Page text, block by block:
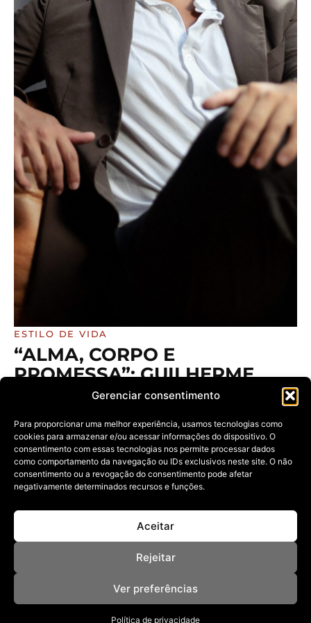
Gerenciar consentimento
Para proporcionar uma melhor experiência, usamos tecnologias como
cookies para armazenar e/ou acessar informações do dispositivo. O
consentimento com essas tecnologias nos permite processar dados
como comportamento da navegação ou IDs exclusivos neste site. O não
consentimento ou a revogação do consentimento pode afetar
negativamente determinados recursos e funções.
Aceitar
Rejeitar
Ver preferências
Política de privacidade
ESTILO DE VIDA
“ALMA, CORPO E
PROMESSA”: GUILHERME
ARAÚJO APRESENTA
IMAGEM O QUE ANTECEDE O
“SIM”
08/04/2026
A partir de um olhar sensível, o fotógrafo constrói